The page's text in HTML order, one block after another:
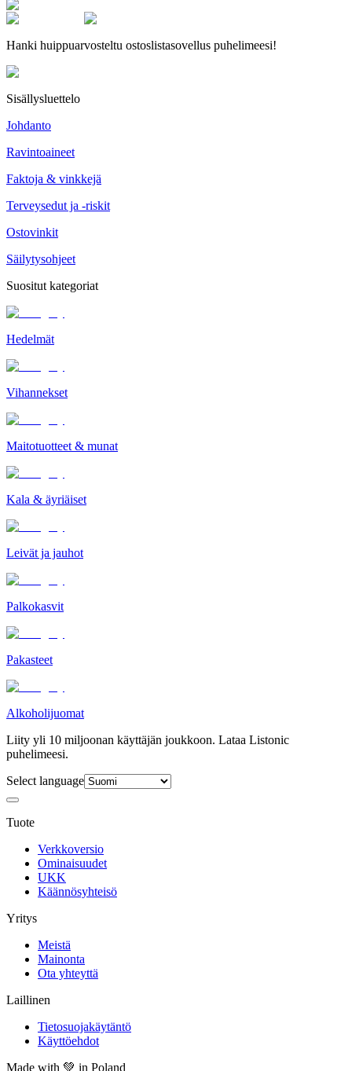
Hanki huippuarvosteltu ostoslistasovellus puhelimeesi!
Sisällysluettelo
Johdanto
Ravintoaineet
Faktoja & vinkkejä
Terveysedut ja -riskit
Ostovinkit
Säilytysohjeet
Suositut kategoriat
Hedelmät
Vihannekset
Maitotuotteet & munat
Kala & äyriäiset
Leivät ja jauhot
Palkokasvit
Pakasteet
Alkoholijuomat
Liity yli 10 miljoonan käyttäjän joukkoon. Lataa Listonic
puhelimeesi.
Select language
Tuote
Verkkoversio
Ominaisuudet
UKK
Käännösyhteisö
Yritys
Meistä
Mainonta
Ota yhteyttä
Laillinen
Tietosuojakäytäntö
Käyttöehdot
Made with 💚 in Poland